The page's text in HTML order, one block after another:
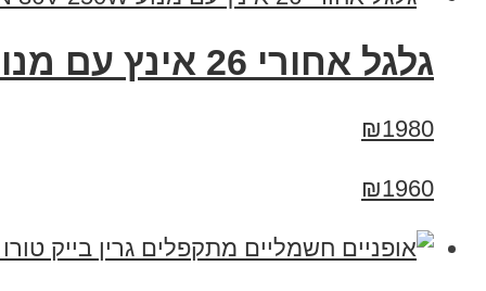
גלגל אחורי 26 אינץ עם מנוע 8FUN 36V 250W
₪1980
₪1960